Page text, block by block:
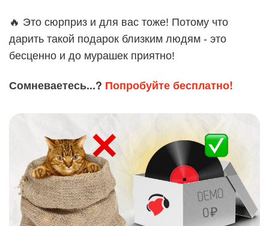
🔥 Это сюрприз и для вас тоже! Потому что
дарить такой подарок близким людям - это
бесценно и до мурашек приятно!
Сомневаетесь...? Попробуйте бесплатно!